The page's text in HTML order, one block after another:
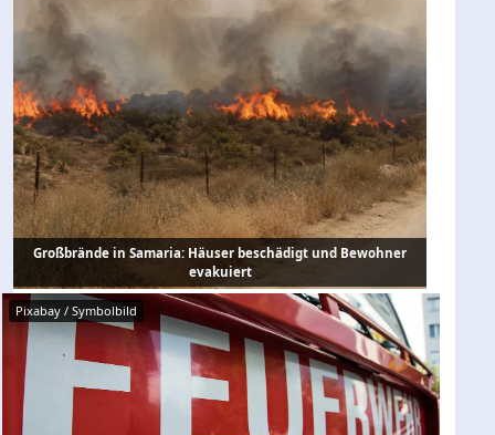
Großbrände in Samaria: Häuser beschädigt und Bewohner
evakuiert
Pixabay / Symbolbild